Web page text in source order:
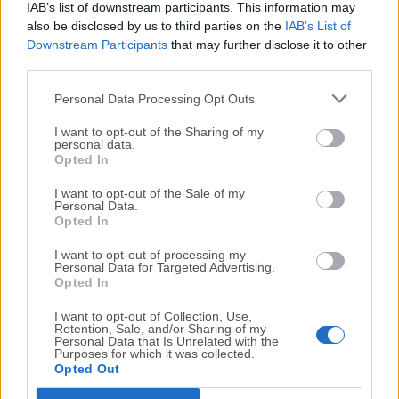
IAB’s list of downstream participants. This information may
also be disclosed by us to third parties on the IAB’s List of
Downstream Participants that may further disclose it to other
Personal Data Processing Opt Outs
I want to opt-out of the Sharing of my
personal data.
Opted In
I want to opt-out of the Sale of my
Personal Data.
Opted In
I want to opt-out of processing my
Personal Data for Targeted Advertising.
Opted In
I want to opt-out of Collection, Use,
Retention, Sale, and/or Sharing of my
Personal Data that Is Unrelated with the
Purposes for which it was collected.
Opted Out
¿Es NumPy compatible con Python 3.x y Python 2.x?
Oficialmente soporta Python 3.x. Python 2.x ya no es
compatible, por lo que se recomienda usar Python 3.x
con NumPy.
científica en Python?
Sí, las alternativas incluyen TensorFlow, PyTorch y
SciPy. Sin embargo, sigue siendo la base sobre la que
se construyen muchas de estas bibliotecas.
Alternativas
redes neuronales, TensorFlow proporciona
operaciones numéricas eficientes en arreglos
multidimensionales.